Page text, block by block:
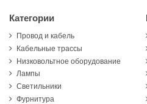
Категории
Провод и кабель
Кабельные трассы
Низковольтное оборудование
Лампы
Светильники
Фурнитура